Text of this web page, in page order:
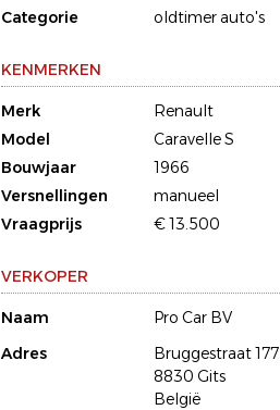
Categorie
oldtimer auto's
KENMERKEN
Merk
Renault
Model
Caravelle S
Bouwjaar
1966
Versnellingen
manueel
Vraagprijs
€ 13.500
VERKOPER
Naam
Pro Car BV
Adres
Bruggestraat 177
8830 Gits
België